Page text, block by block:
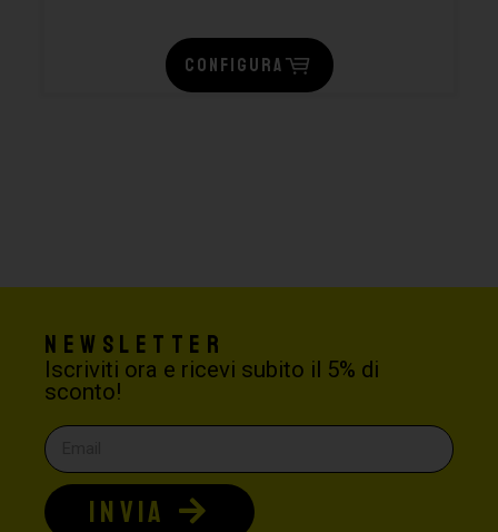
CONFIGURA
Newsletter
Iscriviti ora e ricevi subito il 5% di
sconto!
INVIA